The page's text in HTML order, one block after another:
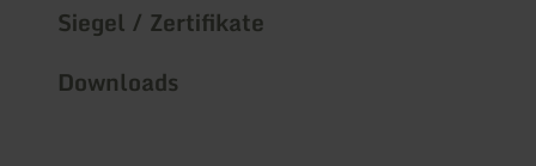
Siegel / Zertifikate
Downloads